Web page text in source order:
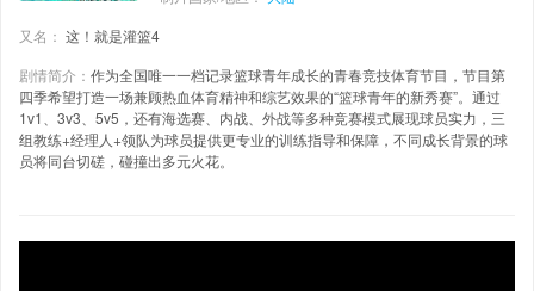
又名： 这！就是灌篮4
剧情简介： 作为全国唯一一档记录篮球青年成长的青春竞技体育节目，节目第
四季希望打造一场兼顾热血体育精神和综艺效果的“篮球青年的新秀赛”。通过
1v1、3v3、5v5，还有海选赛、内战、外战等多种竞赛模式展现球员实力，三
组教练+经理人+领队为球员提供更专业的训练指导和保障，不同成长背景的球
员将同台切磋，碰撞出多元火花。